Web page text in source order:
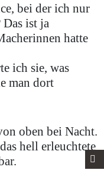
bei der ich nur
Das ist ja
hatte
ich sie, was
man dort